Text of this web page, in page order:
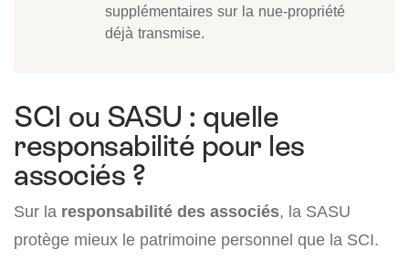
supplémentaires sur la nue-propriété
déjà transmise.
SCI ou SASU : quelle
responsabilité pour les
associés ?
Sur la responsabilité des associés, la SASU
protège mieux le patrimoine personnel que la SCI.